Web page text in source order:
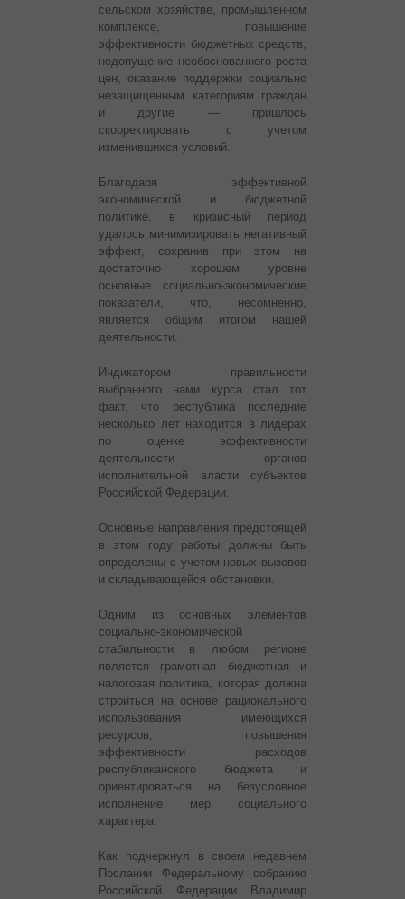
сельском хозяйстве, промышленном
комплексе, повышение
эффективности бюджетных средств,
недопущение необоснованного роста
цен, оказание поддержки социально
незащищенным категориям граждан
и другие — пришлось
скорректировать с учетом
изменившихся условий.
Благодаря эффективной
экономической и бюджетной
политике, в кризисный период
удалось минимизировать негативный
эффект, сохранив при этом на
достаточно хорошем уровне
основные социально-экономические
показатели, что, несомненно,
является общим итогом нашей
деятельности.
Индикатором правильности
выбранного нами курса стал тот
факт, что республика последние
несколько лет находится в лидерах
по оценке эффективности
деятельности органов
исполнительной власти субъектов
Российской Федерации.
Основные направления предстоящей
в этом году работы должны быть
определены с учетом новых вызовов
и складывающейся обстановки.
Одним из основных элементов
социально-экономической
стабильности в любом регионе
является грамотная бюджетная и
налоговая политика, которая должна
строиться на основе рационального
использования имеющихся
ресурсов, повышения
эффективности расходов
республиканского бюджета и
ориентироваться на безусловное
исполнение мер социального
характера.
Как подчеркнул в своем недавнем
Послании Федеральному собранию
Российской Федерации Владимир